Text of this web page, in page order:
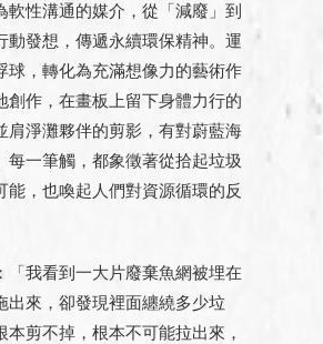
軟性溝通的媒介，從「減廢」到
動發想，傳遞永續環保精神。運
球，轉化為充滿想像力的藝術作
創作，在畫板上留下身體力行的
肩淨灘夥伴的剪影，有對蔚藍海
每一筆觸，都象徵著從拾起垃圾
能，也喚起人們對資源循環的反
「我看到一大片廢棄魚網被埋在
出來，卻發現裡面纏繞多少垃
本剪不掉，根本不可能拉出來，